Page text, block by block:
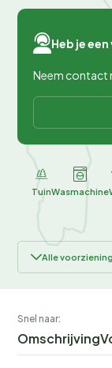
Heb je
Neem contact
TuinWasmachine
Alle
Snel naar:
Omschrijving